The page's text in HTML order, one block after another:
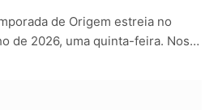
de Origem estreia no
de 2026, uma quinta-feira. Nos…